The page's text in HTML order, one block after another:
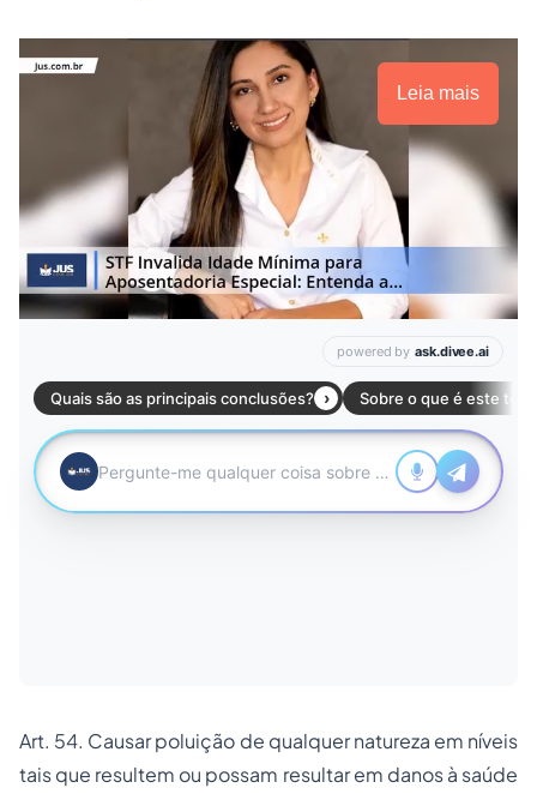
Leia mais
Art. 54. Causar poluição de qualquer natureza em níveis
tais que resultem ou possam resultar em danos à saúde